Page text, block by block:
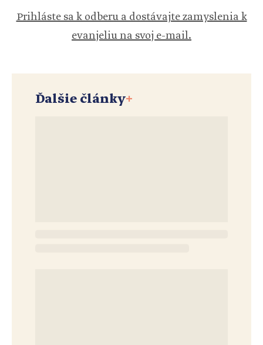
Prihláste sa k odberu a dostávajte zamyslenia k
evanjeliu na svoj e-mail.
Ďalšie články+